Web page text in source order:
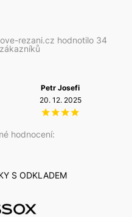
rezani.cz hodnotilo 34
zákazníků
hodnocení:
Petr Josefi
20. 12. 2025
S ODKLADEM